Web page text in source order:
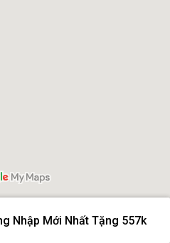
Nhập Mới Nhất Tặng 557k